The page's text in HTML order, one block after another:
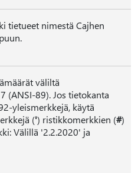
tietueet nimestä Cajhen
väliltä
(ANSI-89). Jos tietokanta
yleismerkkejä, käytä
(') ristikkomerkkien (#)
Välillä '2.2.2020' ja